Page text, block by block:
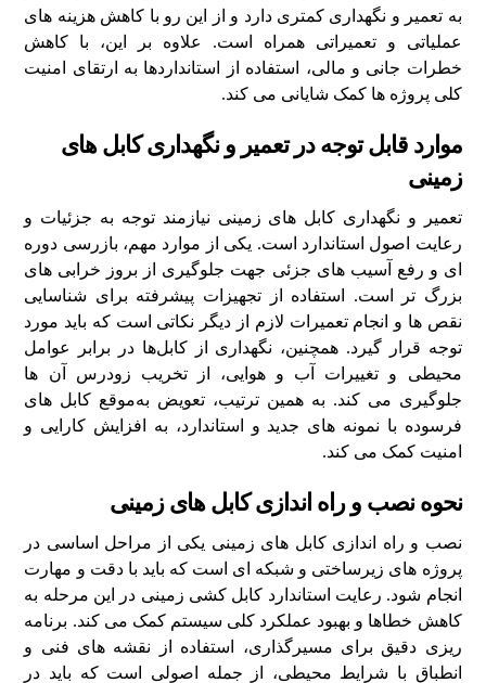
به تعمیر و نگهداری کمتری دارد و از این رو با کاهش هزینه‌ های
عملیاتی و تعمیراتی همراه است. علاوه بر این، با کاهش
خطرات جانی و مالی، استفاده از استانداردها به ارتقای امنیت
کلی پروژه‌ ها کمک شایانی می‌ کند.
موارد قابل توجه در تعمیر و نگهداری کابل‌ های
زمینی
تعمیر و نگهداری کابل‌ های زمینی نیازمند توجه به جزئیات و
رعایت اصول استاندارد است. یکی از موارد مهم، بازرسی دوره‌
ای و رفع آسیب‌ های جزئی جهت جلوگیری از بروز خرابی‌ های
بزرگ‌ تر است. استفاده از تجهیزات پیشرفته برای شناسایی
نقص‌ ها و انجام تعمیرات لازم از دیگر نکاتی است که باید مورد
توجه قرار گیرد. همچنین، نگهداری از کابل‌ها در برابر عوامل
محیطی و تغییرات آب و هوایی، از تخریب زودرس آن‌ ها
جلوگیری می‌ کند. به همین ترتیب، تعویض به‌موقع کابل‌ های
فرسوده با نمونه‌ های جدید و استاندارد، به افزایش کارایی و
امنیت کمک می‌ کند.
نحوه نصب و راه‌ اندازی کابل‌ های زمینی
نصب و راه‌ اندازی کابل‌ های زمینی یکی از مراحل اساسی در
پروژه‌ های زیرساختی و شبکه‌ ای است که باید با دقت و مهارت
انجام شود. رعایت استاندارد کابل کشی زمینی در این مرحله به
کاهش خطاها و بهبود عملکرد کلی سیستم کمک می‌ کند. برنامه‌
ریزی دقیق برای مسیرگذاری، استفاده از نقشه‌ های فنی و
انطباق با شرایط محیطی، از جمله اصولی است که باید در